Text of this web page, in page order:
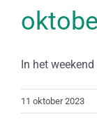
In het
11 oktober 2023